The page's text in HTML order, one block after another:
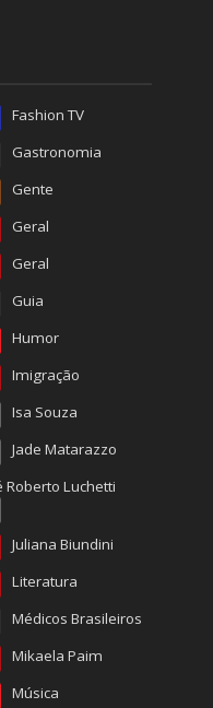
Fashion TV
Gastronomia
Gente
Geral
Geral
Guia
Humor
Imigração
Isa Souza
Jade Matarazzo
Roberto Luchetti
Juliana Biundini
Literatura
Médicos Brasileiros
Mikaela Paim
Música